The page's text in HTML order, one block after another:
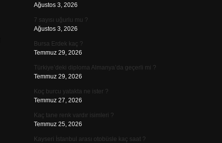
Ağustos 3, 2026
7 sayısı uğurlu mu ?
Ağustos 3, 2026
Bursa Erdek kaç ?
Temmuz 29, 2026
Türkiye’deki diploma Almanya’da geçerli mi ?
Temmuz 29, 2026
Koç burcu yatakta ne ister ?
Temmuz 27, 2026
Kaç tane renk vardır isimleri ?
Temmuz 25, 2026
Kayseri İstanbul arası otobüsle kaç saat ?